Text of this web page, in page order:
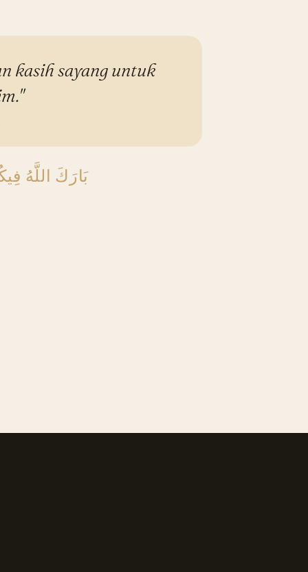
kasih sayang untuk
بَارَكَ اللَّهُ